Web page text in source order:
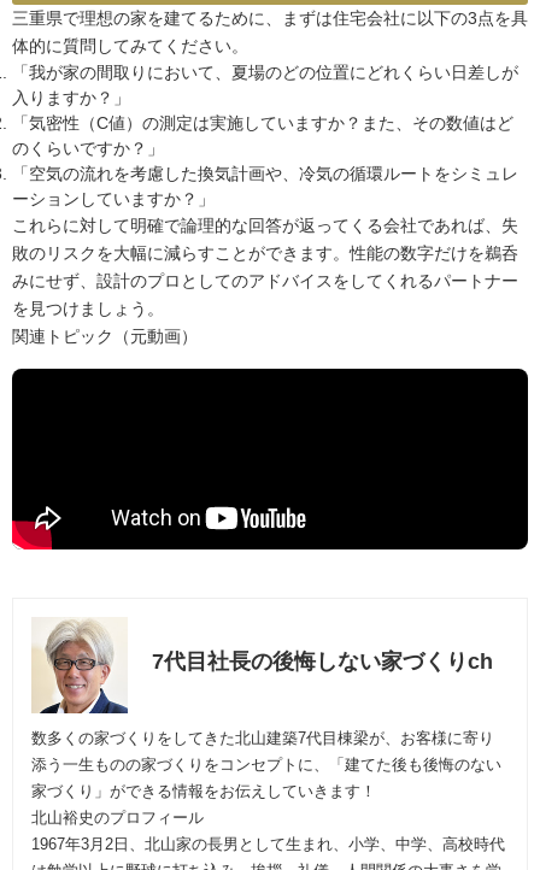
三重県で理想の家を建てるために、まずは住宅会社に以下の3点を具
体的に質問してみてください。
「我が家の間取りにおいて、夏場のどの位置にどれくらい日差しが
入りますか？」
「気密性（C値）の測定は実施していますか？また、その数値はど
のくらいですか？」
「空気の流れを考慮した換気計画や、冷気の循環ルートをシミュレ
ーションしていますか？」
これらに対して明確で論理的な回答が返ってくる会社であれば、失
敗のリスクを大幅に減らすことができます。性能の数字だけを鵜呑
みにせず、設計のプロとしてのアドバイスをしてくれるパートナー
を見つけましょう。
関連トピック（元動画）
7代目社長の後悔しない家づくりch
数多くの家づくりをしてきた北山建築7代目棟梁が、お客様に寄り
添う一生ものの家づくりをコンセプトに、「建てた後も後悔のない
家づくり」ができる情報をお伝えしていきます！
北山裕史のプロフィール
1967年3月2日、北山家の長男として生まれ、小学、中学、高校時代